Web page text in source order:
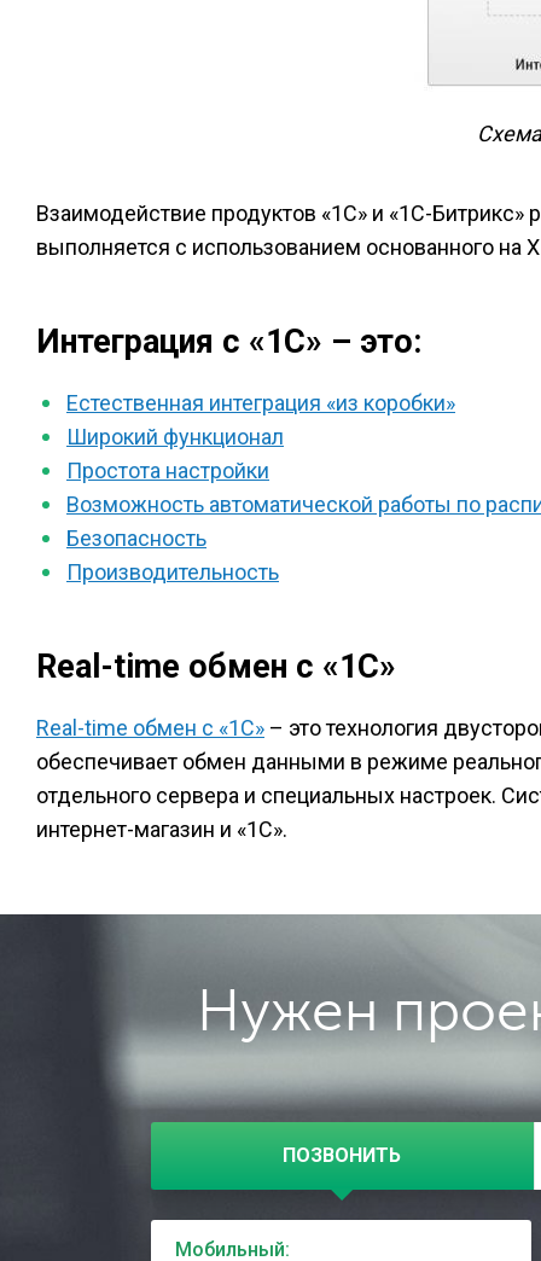
Взаимодействие продуктов «1С» и «1С-Битрикс»
выполняется с использованием основанного
Интеграция с «1С» – это:
Естественная интеграция «из коробки»
Широкий функционал
Простота настройки
Возможность автоматической работы по
Безопасность
Производительность
Real-time обмен с «1С»
Real-time обмен с «1С» – это технология
обеспечивает обмен данными в режиме
отдельного сервера и специальных настроек.
интернет-магазин и «1С».
Нужен
ПОЗВОНИТЬ
Мобильный: